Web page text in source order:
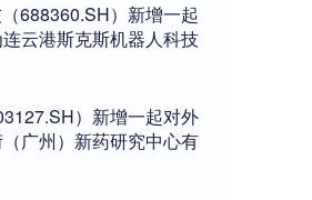
688360.SH）新增一起
云港斯克斯机器人科技
）新增一起对外
广州）新药研究中心有